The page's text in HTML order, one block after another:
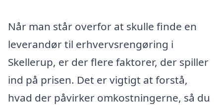
Når man står overfor at skulle finde en
leverandør til erhvervsrengøring i
Skellerup, er der flere faktorer, der spiller
ind på prisen. Det er vigtigt at forstå,
hvad der påvirker omkostningerne, så du